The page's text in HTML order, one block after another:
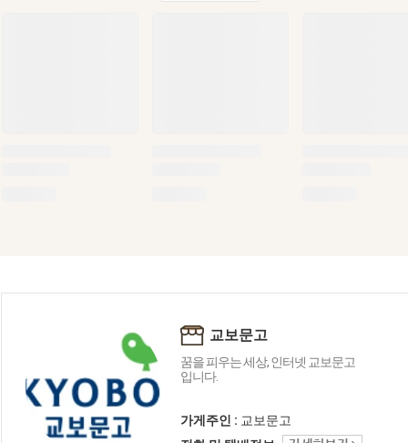
교보문고
꿈을 피우는 세상, 인터넷 교보문고
입니다.
가게주인 : 교보문고